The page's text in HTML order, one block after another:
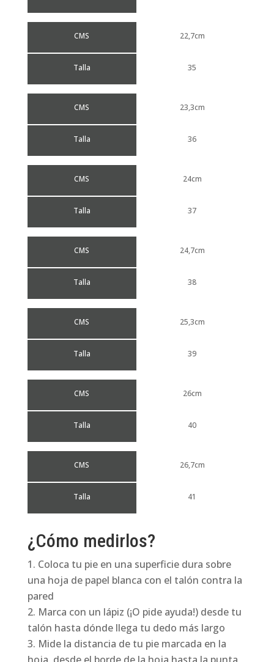
CMS
Talla
22,7cm
35
CMS
Talla
23,3cm
36
CMS
Talla
24cm
37
CMS
Talla
24,7cm
38
CMS
Talla
25,3cm
39
CMS
Talla
26cm
40
CMS
Talla
26,7cm
41
¿Cómo medirlos?
Coloca tu pie en una superficie dura sobre
una hoja de papel blanca con el talón contra la
pared
Marca con un lápiz (¡O pide ayuda!) desde tu
talón hasta dónde llega tu dedo más largo
Mide la distancia de tu pie marcada en la